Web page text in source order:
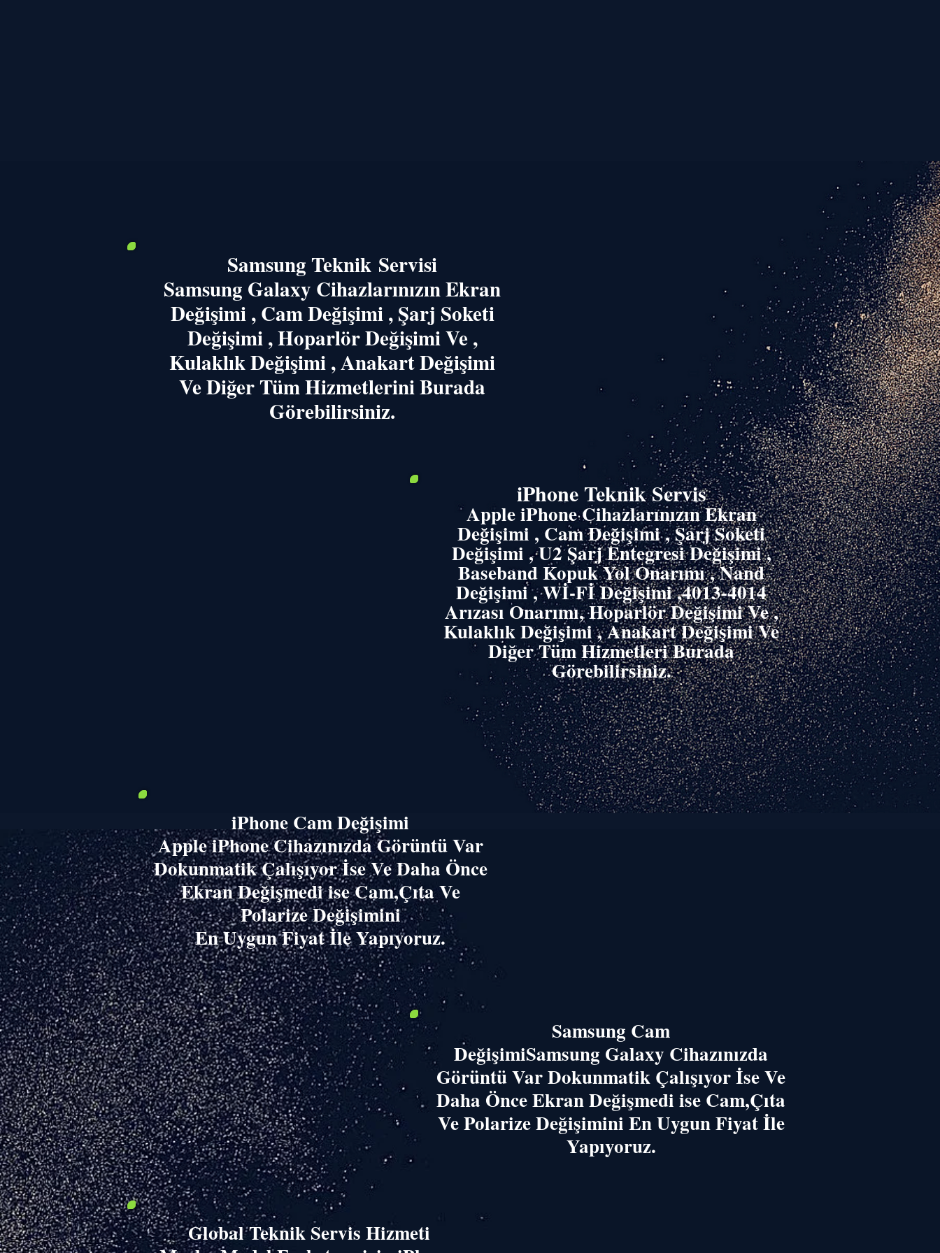
Samsung Teknik ​Servisi
Samsung Galaxy Cihazlarınızın Ekran
Değişimi , Cam Değişimi , Şarj Soketi
Değişimi , Hoparlör Değişimi Ve ,
Kulaklık Değişimi , Anakart Değişimi
Ve Diğer Tüm Hizmetlerini Burada
Görebilirsiniz.
iPhone Teknik Servis
​Apple iPhone Cihazlarınızın Ekran
Değişimi , Cam Değişimi , Şarj Soketi
Değişimi , U2 Şarj Entegresi Değişimi ,
Baseband Kopuk Yol Onarımı , Nand
Değişimi , Wİ-Fİ Değişimi ,4013-4014
Arızası Onarımı, Hoparlör Değişimi Ve ,
Kulaklık Değişimi , Anakart Değişimi Ve
Diğer Tüm Hizmetleri Burada
Görebilirsiniz.
iPhone Cam Değişimi
​Apple iPhone Cihazınızda Görüntü Var
Dokunmatik Çalışıyor İse Ve Daha Önce
Ekran Değişmedi ise Cam,Çıta Ve
Polarize Değişimini
En Uygun Fiyat İle Yapıyoruz.
​Samsung Cam
DeğişimiSamsung Galaxy Cihazınızda
Görüntü Var Dokunmatik Çalışıyor İse Ve
Daha Önce Ekran Değişmedi ise Cam,Çıta
Ve Polarize Değişimini En Uygun Fiyat İle
Yapıyoruz.
Global Teknik Servis Hizmeti